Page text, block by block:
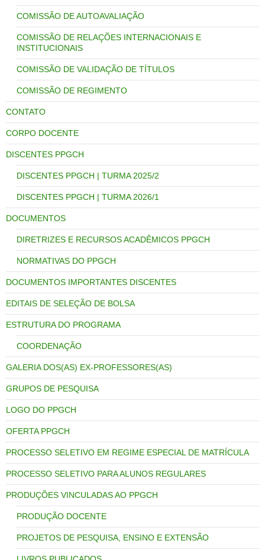
COMISSÃO DE AUTOAVALIAÇÃO
COMISSÃO DE RELAÇÕES INTERNACIONAIS E
INSTITUCIONAIS
COMISSÃO DE VALIDAÇÃO DE TÍTULOS
COMISSÃO DE REGIMENTO
CONTATO
CORPO DOCENTE
DISCENTES PPGCH
DISCENTES PPGCH | TURMA 2025/2
DISCENTES PPGCH | TURMA 2026/1
DOCUMENTOS
DIRETRIZES E RECURSOS ACADÊMICOS PPGCH
NORMATIVAS DO PPGCH
DOCUMENTOS IMPORTANTES DISCENTES
EDITAIS DE SELEÇÃO DE BOLSA
ESTRUTURA DO PROGRAMA
COORDENAÇÃO
GALERIA DOS(AS) EX-PROFESSORES(AS)
GRUPOS DE PESQUISA
LOGO DO PPGCH
OFERTA PPGCH
PROCESSO SELETIVO EM REGIME ESPECIAL DE MATRÍCULA
PROCESSO SELETIVO PARA ALUNOS REGULARES
PRODUÇÕES VINCULADAS AO PPGCH
PRODUÇÃO DOCENTE
PROJETOS DE PESQUISA, ENSINO E EXTENSÃO